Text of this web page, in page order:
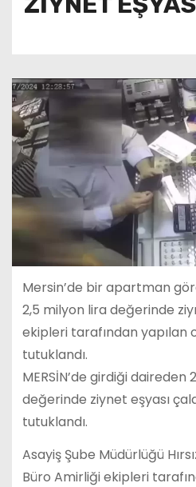
Mersin’de bir apartman
2,5 milyon lira değerinde
ekipleri tarafından yapılan
tutuklandı.
MERSİN’de girdiği daireden
değerinde ziynet eşyası
tutuklandı.
Asayiş Şube Müdürlüğü
Büro Amirliği ekipleri